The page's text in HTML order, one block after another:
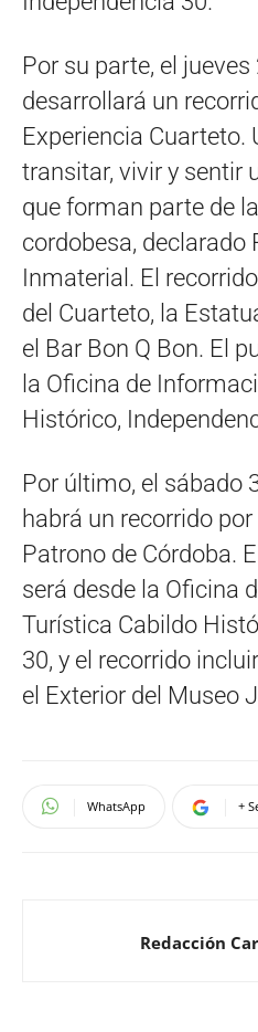
Por su parte, el
desarrollará un
Experiencia Cuarteto.
transitar, vivir y sentir
que forman parte de
cordobesa, declarado
Inmaterial. El
del Cuarteto, la
el Bar Bon Q Bon. El
la Oficina de
Histórico,
Por último, el sábado
habrá un recorrido
Patrono de Córdoba.
será desde la Oficina
Turística Cabildo
30, y el recorrido
el Exterior del Museo
WhatsApp +
Redacción